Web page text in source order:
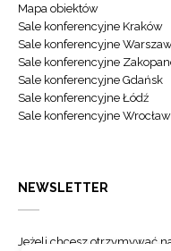
Mapa obiektów
Sale konferencyjne Kraków
Sale konferencyjne
Sale konferencyjne
Sale konferencyjne Gdańsk
Sale konferencyjne Łódź
Sale konferencyjne Wrocław
NEWSLETTER
Jeżeli chcesz otrzymywać